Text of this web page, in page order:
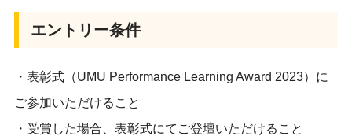
エントリー条件
・表彰式（UMU Performance Learning Award 2023）に
ご参加いただけること
・受賞した場合、表彰式にてご登壇いただけること